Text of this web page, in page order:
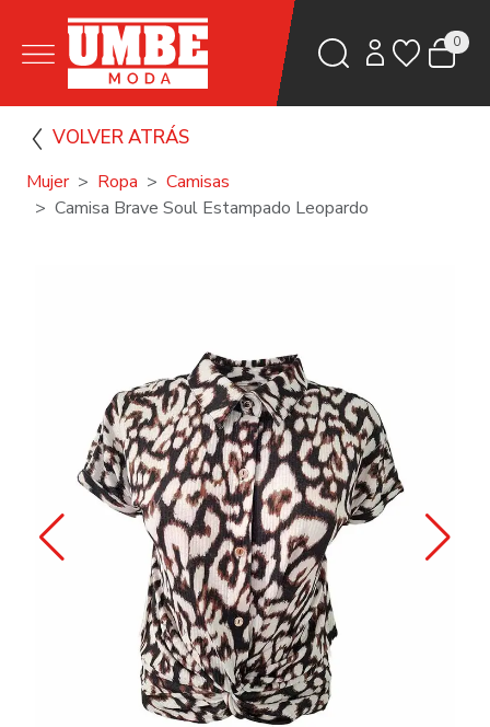
0
VOLVER ATRÁS
Mujer Ropa
Camisas
Camisa Brave Soul Estampado Leopardo